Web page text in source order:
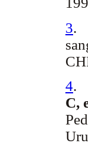
3.
4.
C,